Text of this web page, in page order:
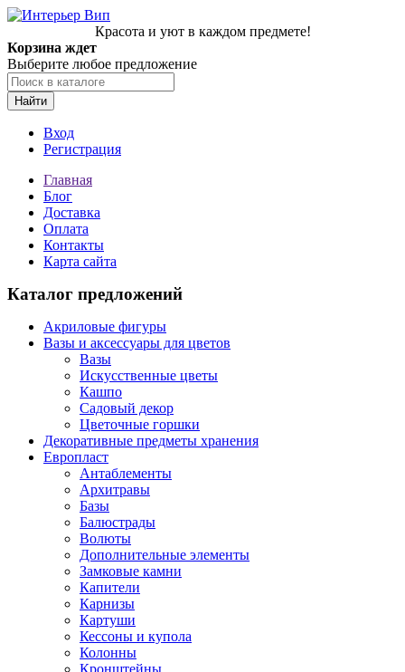
Красота и уют в каждом предмете!
Корзина ждет
Выберите любое предложение
Найти
Вход
Регистрация
Главная
Блог
Доставка
Оплата
Контакты
Карта сайта
Каталог предложений
Акриловые фигуры
Вазы и аксессуары для цветов
Вазы
Искусственные цветы
Кашпо
Садовый декор
Цветочные горшки
Декоративные предметы хранения
Европласт
Антаблементы
Архитравы
Базы
Балюстрады
Волюты
Дополнительные элементы
Замковые камни
Капители
Карнизы
Картуши
Кессоны и купола
Колонны
Кронштейны